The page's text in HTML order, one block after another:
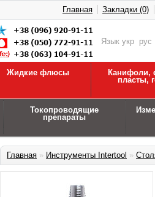
Язык укр рус
Главная Закладки (0)
Жидкие флюсы
Канифоли,
пласты,
Токопроводящие
препараты
Главная » Инструменты Intertool »